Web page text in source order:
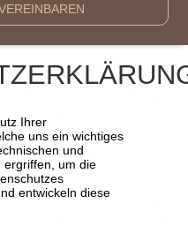
Ihrer
uns ein wichtiges
und
ergriffen, um die
entwickeln diese